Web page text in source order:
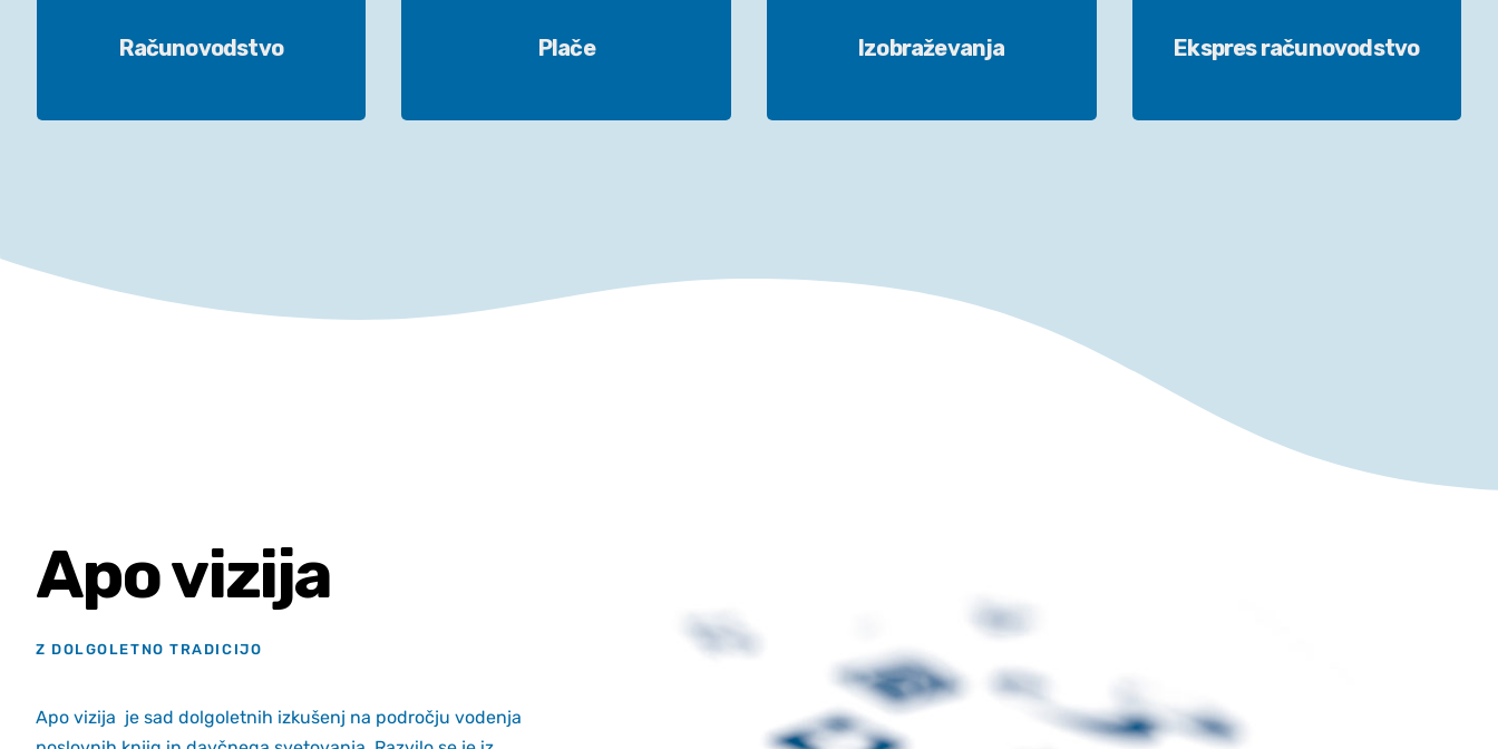
Računovodstvo
Računovodstvo Plače
Plače Izobraževanja
Izobraževanja Ekspres računovodstvo
Ekspres računovodstvo
Apo vizija
Z DOLGOLETNO TRADICIJO
Apo vizija je sad dolgoletnih izkušenj na področju vodenja